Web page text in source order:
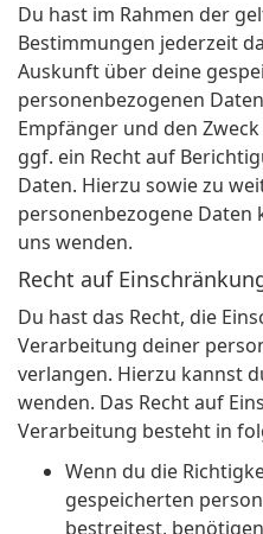
Du hast im Rahmen der
Bestimmungen jederzeit
Auskunft über deine
personenbezogenen
Empfänger und den
ggf. ein Recht auf
Daten. Hierzu sowie zu
personenbezogene Daten
uns wenden.
Recht auf
Du hast das Recht, die
Verarbeitung deiner
verlangen. Hierzu kannst
wenden. Das Recht auf
Verarbeitung besteht in
Wenn du die
gespeicherten
bestreitest,